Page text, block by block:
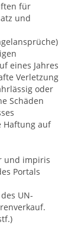
für
und
eines Jahres
Verletzung
oder
Schäden
Haftung auf
und impiris
Portals
UN-